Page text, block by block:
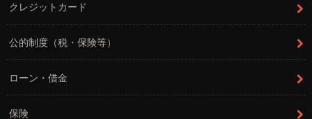
クレジットカード
公的制度（税・保険等）
ローン・借金
保険